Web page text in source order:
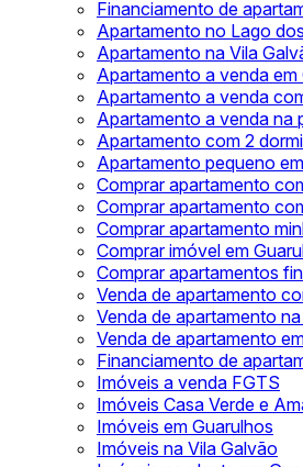
Financiamento de
Apartamento no Lago
Apartamento na Vila
Apartamento a venda em
Apartamento a venda
Apartamento a venda na
Apartamento com 2
Apartamento pequeno
Comprar apartamento
Comprar apartamento
Comprar apartamento
Comprar imóvel em
Comprar apartamentos
Venda de apartamento
Venda de apartamento
Venda de apartamento
Financiamento de
Imóveis a venda FGTS
Imóveis Casa Verde e
Imóveis em Guarulhos
Imóveis na Vila Galvão